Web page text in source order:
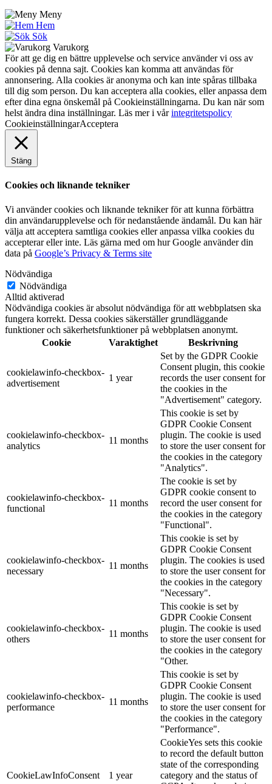
Meny
Hem
Sök
Varukorg
För att ge dig en bättre upplevelse och service använder vi oss av
cookies på denna sajt. Cookies kan komma att användas för
annonsering. Alla cookies är anonyma och kan inte spåras tillbaka
till dig som person. Du kan acceptera alla cookies, eller anpassa dem
efter dina egna önskemål på Cookieinställningarna. Du kan när som
helst ändra dina inställningar. Läs mer i vårintegritetspolicy
CookieinställningarAcceptera
Stäng
Cookies och liknande tekniker
Vi använder cookies och liknande tekniker för att kunna förbättra
din användarupplevelse och för nedanstående ändamål. Du kan här
välja att acceptera samtliga cookies eller anpassa vilka cookies du
accepterar eller inte. Läs gärna med om hur Google använder din
data på Google’s Privacy & Terms site
Nödvändiga
Nödvändiga
Alltid aktiverad
Nödvändiga cookies är absolut nödvändiga för att webbplatsen ska
fungera korrekt. Dessa cookies säkerställer grundläggande
funktioner och säkerhetsfunktioner på webbplatsen anonymt.
Cookie
Varaktighet Beskrivning
cookielawinfo-checkbox-
advertisement
1 year
Set by the GDPR Cookie
Consent plugin, this cookie
records the user consent for
the cookies in the
"Advertisement" category.
cookielawinfo-checkbox-
analytics
11 months
This cookie is set by
GDPR Cookie Consent
plugin. The cookie is used
to store the user consent for
the cookies in the category
"Analytics".
cookielawinfo-checkbox-
functional
11 months
The cookie is set by
GDPR cookie consent to
record the user consent for
the cookies in the category
"Functional".
cookielawinfo-checkbox-
necessary
11 months
This cookie is set by
GDPR Cookie Consent
plugin. The cookies is used
to store the user consent for
the cookies in the category
"Necessary".
cookielawinfo-checkbox-
others
11 months
This cookie is set by
GDPR Cookie Consent
plugin. The cookie is used
to store the user consent for
the cookies in the category
"Other.
cookielawinfo-checkbox-
performance
11 months
This cookie is set by
GDPR Cookie Consent
plugin. The cookie is used
to store the user consent for
the cookies in the category
"Performance".
CookieLawInfoConsent 1 year
CookieYes sets this cookie
to record the default button
state of the corresponding
category and the status of